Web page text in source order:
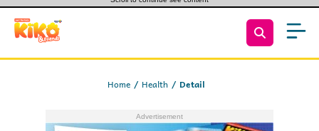
Home Health Detail